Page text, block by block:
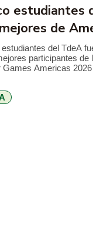
estudiantes
de
Games 2026
del TdeA
participantes
Games Americas
retos de